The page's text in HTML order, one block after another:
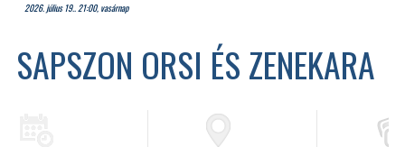
SAPSZON ORSI ÉS ZENEKARA
2026. július 19.. 21:00, vasárnap